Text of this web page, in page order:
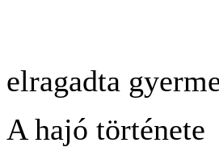
elragadta
A hajó története